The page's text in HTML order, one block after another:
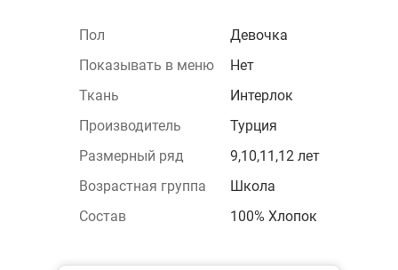
Пол
Девочка
Показывать в меню
Нет
Ткань
Интерлок
Производитель
Турция
Размерный ряд
9,10,11,12 лет
Возрастная группа
Школа
Состав
100% Хлопок